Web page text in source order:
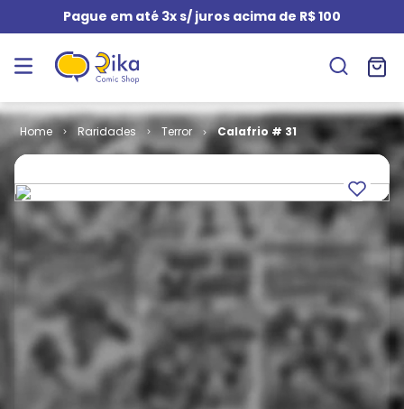
Pague em até 3x s/ juros acima de R$ 100
Raridades Terror Calafrio # 31